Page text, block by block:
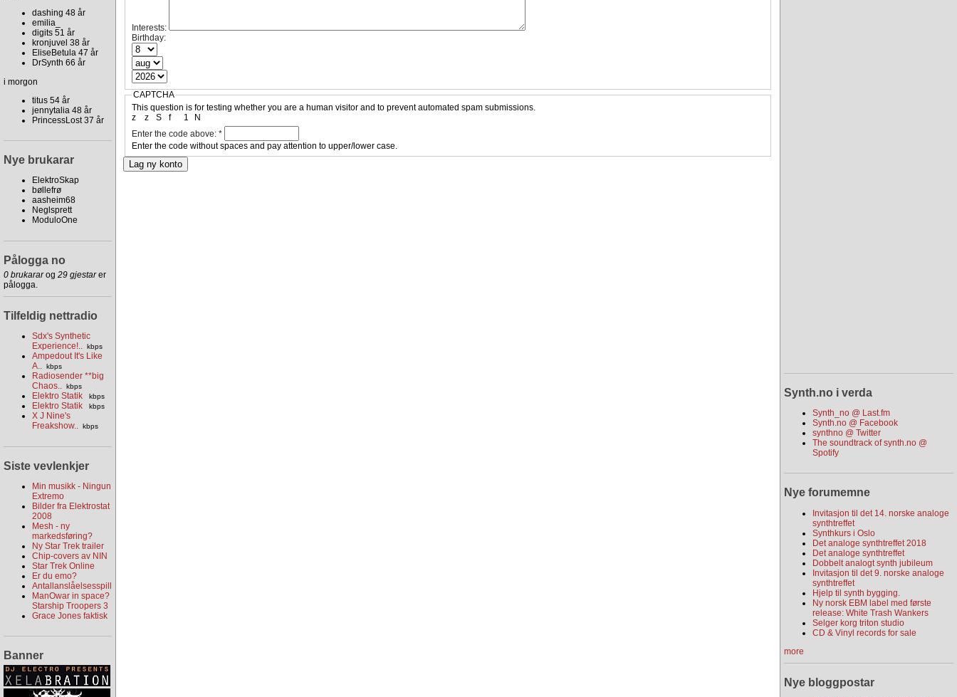
dashing 48 år
emilia_
digits 51 år
kronjuvel 38 år
EliseBetula 47 år
DrSynth 66 år
i morgon
titus 54 år
jennytalia 48 år
PrincessLost 37 år
Nye brukarar
ElektroSkap
bøllefrø
aasheim68
Neglsprett
ModuloOne
Pålogga no
0 brukararog 29 gjestarer
pålogga.
Tilfeldig nettradio
Sdx's Synthetic
Experience!.. kbps
Ampedout It's Like
A.. kbps
Radiosender **big
Chaos.. kbps
Elektro Statik kbps
Elektro Statik kbps
X J Nine's
Freakshow.. kbps
Siste vevlenkjer
Min musikk - Ningun
Extremo
Bilder fra Elektrostat
2008
Mesh - ny
markedsføring?
Ny Star Trek trailer
Chip-covers av NIN
Star Trek Online
Er du emo?
Antallanslåelsesspill
ManOwar in space?
Starship Troopers 3
Grace Jones faktisk
Banner
Interests:
Birthday:
CAPTCHA
This question is for testing whether you are a human visitor and to prevent automated spam submissions.
1
N
z f
S
z
Enter the code above:*
Enter the code without spaces and pay attention to upper/lower case.
Synth.no i verda
Synth_no @ Last.fm
Synth.no @ Facebook
synthno @ Twitter
The soundtrack of synth.no @
Spotify
Nye forumemne
Invitasjon til det 14. norske analoge
synthtreffet
Synthkurs i Oslo
Det analoge synthtreffet 2018
Det analoge synthtreffet
Dobbelt analogt synth jubileum
Invitasjon til det 9. norske analoge
synthtreffet
Hjelp til synth bygging.
Ny norsk EBM label med første
release: White Trash Wankers
Selger korg triton studio
CD & Vinyl records for sale
more
Nye bloggpostar